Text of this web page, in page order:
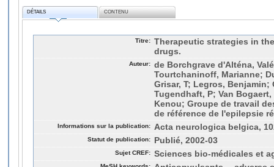
DÉTAILS CONTENU
Titre: Therapeutic strategies in
drugs.
Auteur: de Borchgrave d'Alténa,
Tourtchaninoff, Marianne;
Grisar, T; Legros, Benjamin;
Tugendhaft, P; Van
Kenou; Groupe de travail
de référence de l'epilepsie
Informations sur la publication: Acta neurologica belgica,
Statut de publication: Publié, 2002-03
Sujet CREF: Sciences bio-médicales et